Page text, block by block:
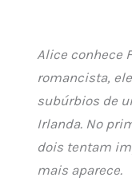
Alice conhece
romancista,
subúrbios de
Irlanda. No
dois tentam
mais aparece.